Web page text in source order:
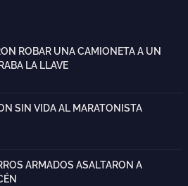
ROBAR UNA CAMIONETA A UN
LA LLAVE
SIN VIDA AL MARATONISTA
ARMADOS ASALTARON A